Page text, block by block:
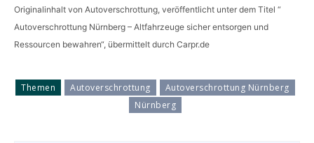
Originalinhalt von Autoverschrottung, veröffentlicht unter dem Titel “
Autoverschrottung Nürnberg – Altfahrzeuge sicher entsorgen und
Ressourcen bewahren“, übermittelt durch Carpr.de
Themen Autoverschrottung
Autoverschrottung Nürnberg
Nürnberg